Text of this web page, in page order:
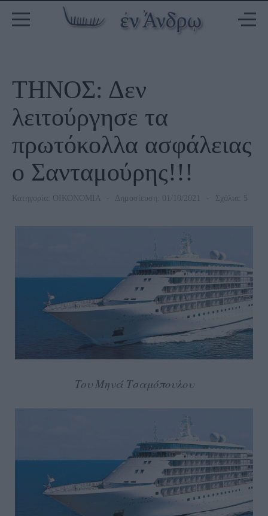
ΤΗΝΟΣ: Δεν
λειτούργησε τα
πρωτόκολλα ασφάλειας
ο Σανταμούρης!!!
Κατηγορία: ΟΙΚΟΝΟΜΙΑ Δημοσίευση: 01/10/2021 Σχόλια: 5
Του Μηνά Τσαμόπουλου